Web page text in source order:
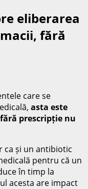
eliberarea
fără
care se
asta este
prescripție nu
ca și un antibiotic
pentru că un
în timp la
acesta are impact